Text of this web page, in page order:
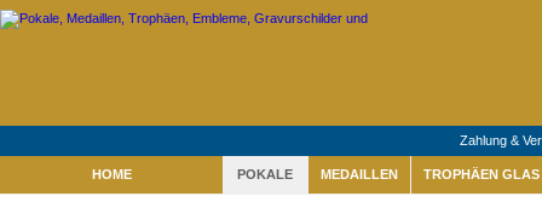
Zahlung &
HOME POKALE MEDAILLEN TROPHÄEN GLAS